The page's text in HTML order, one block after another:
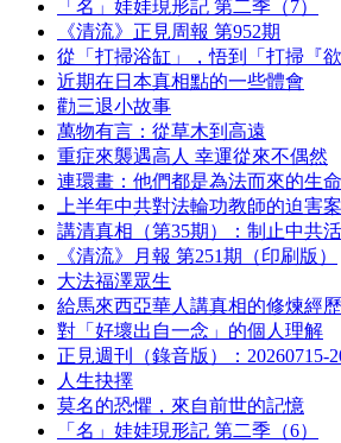
「名」娃娃現形記 第二季（7）
《清流》正見周報 第952期
從「打掃浴缸」，悟到「打掃『欲
近期在日本真相點的一些體會
勸三退小故事
萬物有言：從草木到高遠
重症來襲遇高人 幸運從來不偶然
連環畫：他們都是為法而來的生命
上半年中共對法輪功教師的迫害
講清真相（第35期）：制止中共
《清流》月報 第251期（印刷版）
大法福澤眾生
給馬來西亞華人講真相的修煉經
對「好壞出自一念」的個人理解
正見週刊（錄音版）：20260715-
人生抉擇
莫名的恐懼，來自前世的記憶
「名」娃娃現形記 第二季（6）